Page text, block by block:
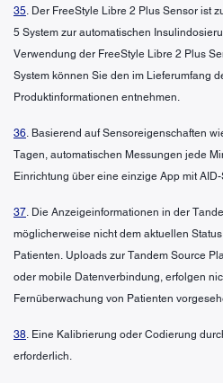
35. Der FreeStyle Libre 2 Plus Sensor ist
5 System zur automatischen
Verwendung der FreeStyle Libre 2 Plus
System können Sie den im Lieferumfang
Produktinformationen entnehmen.
36. Basierend auf Sensoreigenschaften
Tagen, automatischen Messungen jede
Einrichtung über eine einzige App mit
37. Die Anzeigeinformationen in der
möglicherweise nicht dem aktuellen
Patienten. Uploads zur Tandem Source
oder mobile Datenverbindung, erfolgen
Fernüberwachung von Patienten
38. Eine Kalibrierung oder Codierung
erforderlich.